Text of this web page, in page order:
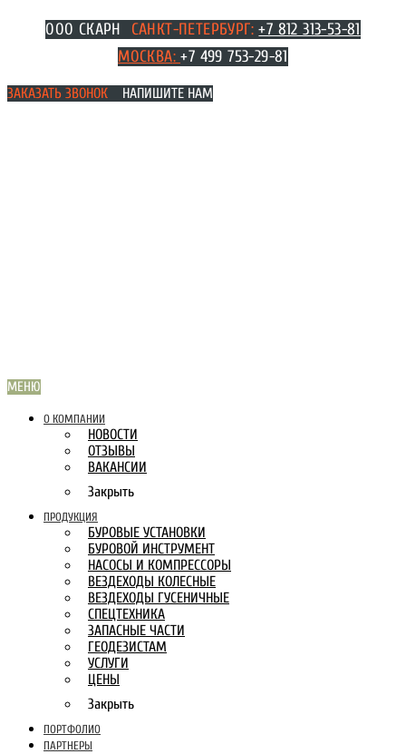
Перейти
ООО СКАРН САНКТ-ПЕТЕРБУРГ:+7 812 313-53-81
МОСКВА:+7 499 753-29-81
ЗАКАЗАТЬ ЗВОНОК НАПИШИТЕ НАМ
МЕНЮ
О КОМПАНИИ
НОВОСТИ
ОТЗЫВЫ
ВАКАНСИИ
Закрыть
ПРОДУКЦИЯ
БУРОВЫЕ УСТАНОВКИ
БУРОВОЙ ИНСТРУМЕНТ
НАСОСЫ И КОМПРЕССОРЫ
ВЕЗДЕХОДЫ КОЛЕСНЫЕ
ВЕЗДЕХОДЫ ГУСЕНИЧНЫЕ
СПЕЦТЕХНИКА
ЗАПАСНЫЕ ЧАСТИ
ГЕОДЕЗИСТАМ
УСЛУГИ
ЦЕНЫ
Закрыть
ПОРТФОЛИО
ПАРТНЕРЫ